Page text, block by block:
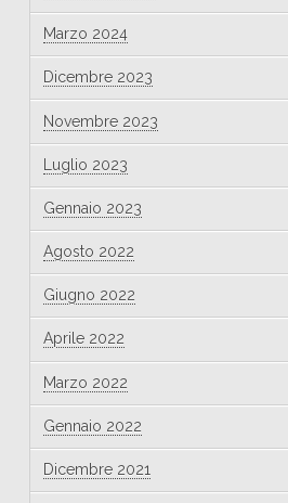
Marzo 2024
Dicembre 2023
Novembre 2023
Luglio 2023
Gennaio 2023
Agosto 2022
Giugno 2022
Aprile 2022
Marzo 2022
Gennaio 2022
Dicembre 2021